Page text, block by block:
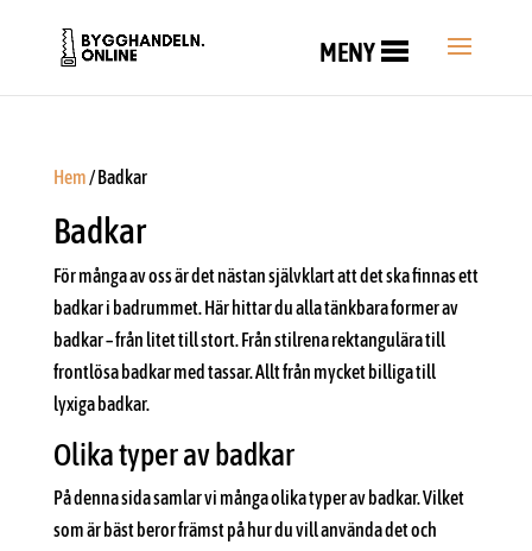
MENY
Hem/ Badkar
Badkar
För många av oss är det nästan självklart att det ska finnas ett
badkar i badrummet. Här hittar du alla tänkbara former av
badkar – från litet till stort. Från stilrena rektangulära till
frontlösa badkar med tassar. Allt från mycket billiga till
lyxiga badkar.
Olika typer av badkar
På denna sida samlar vi många olika typer av badkar. Vilket
som är bäst beror främst på hur du vill använda det och